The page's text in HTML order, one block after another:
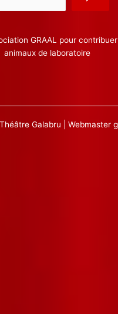
GRAAL pour
animaux de laboratoire
Galabru | Webmaster